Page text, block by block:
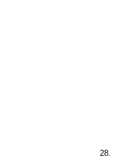
28.